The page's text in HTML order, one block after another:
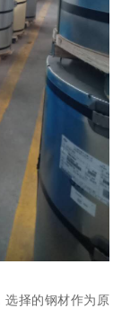
选择的钢材作为原